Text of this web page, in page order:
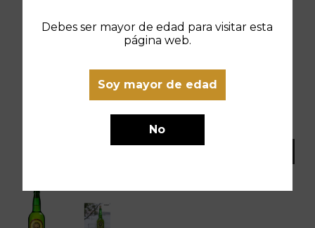
Debes ser mayor de edad para visitar esta
página web.
Soy mayor de edad
No